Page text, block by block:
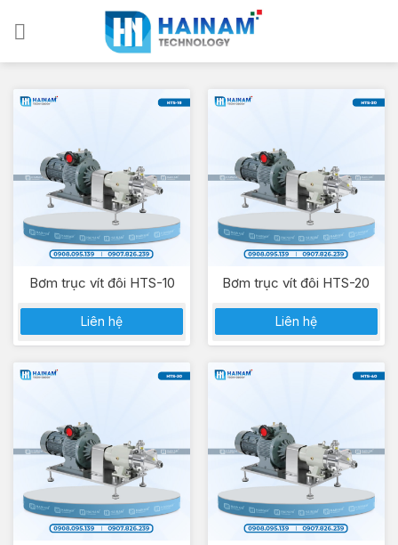
Bơm trục vít đôi HTS-10
Liên hệ
Bơm trục vít đôi HTS-20
Liên hệ